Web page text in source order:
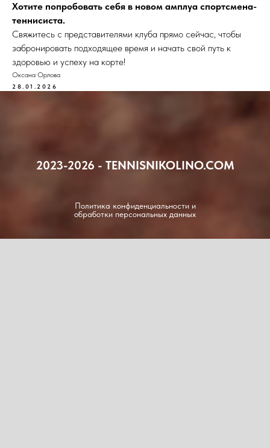
Хотите попробовать себя в новом амплуа спортсмена-
теннисиста.
Свяжитесь с представителями клуба прямо сейчас, чтобы
забронировать подходящее время и начать свой путь к
здоровью и успеху на корте!
Оксана Орлова
28.01.2026
2023-2026 - TENNISNIKOLINO.COM
Политика конфиденциальности и
обработки персональных данных